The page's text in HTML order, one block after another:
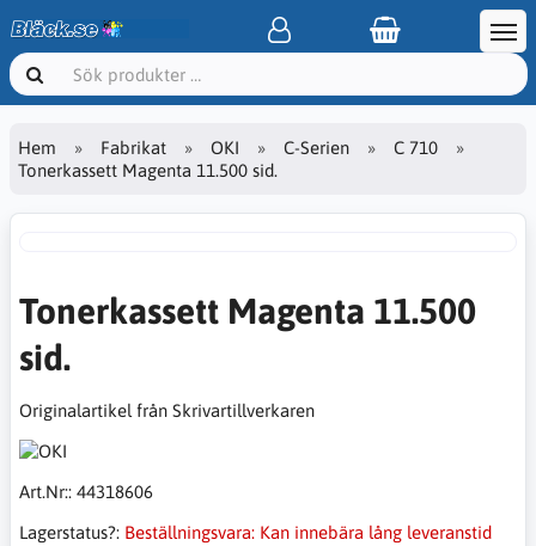
Hem Fabrikat OKI C-Serien
C 710
Tonerkassett Magenta 11.500 sid.
Tonerkassett Magenta 11.500
sid.
Originalartikel från Skrivartillverkaren
Art.Nr:: 44318606
Lagerstatus?: Beställningsvara: Kan innebära lång leveranstid